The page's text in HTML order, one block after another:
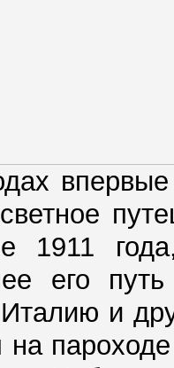
1911
его
и
на